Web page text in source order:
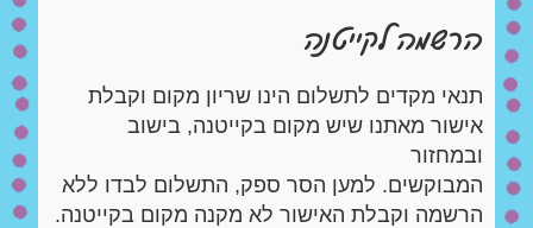
הרשמה לקייטנה
תנאי מקדים לתשלום הינו שריון מקום וקבלת
אישור מאתנו שיש מקום בקייטנה, בישוב
ובמחזור
המבוקשים. למען הסר ספק, התשלום לבדו ללא
הרשמה וקבלת האישור לא מקנה מקום בקייטנה.